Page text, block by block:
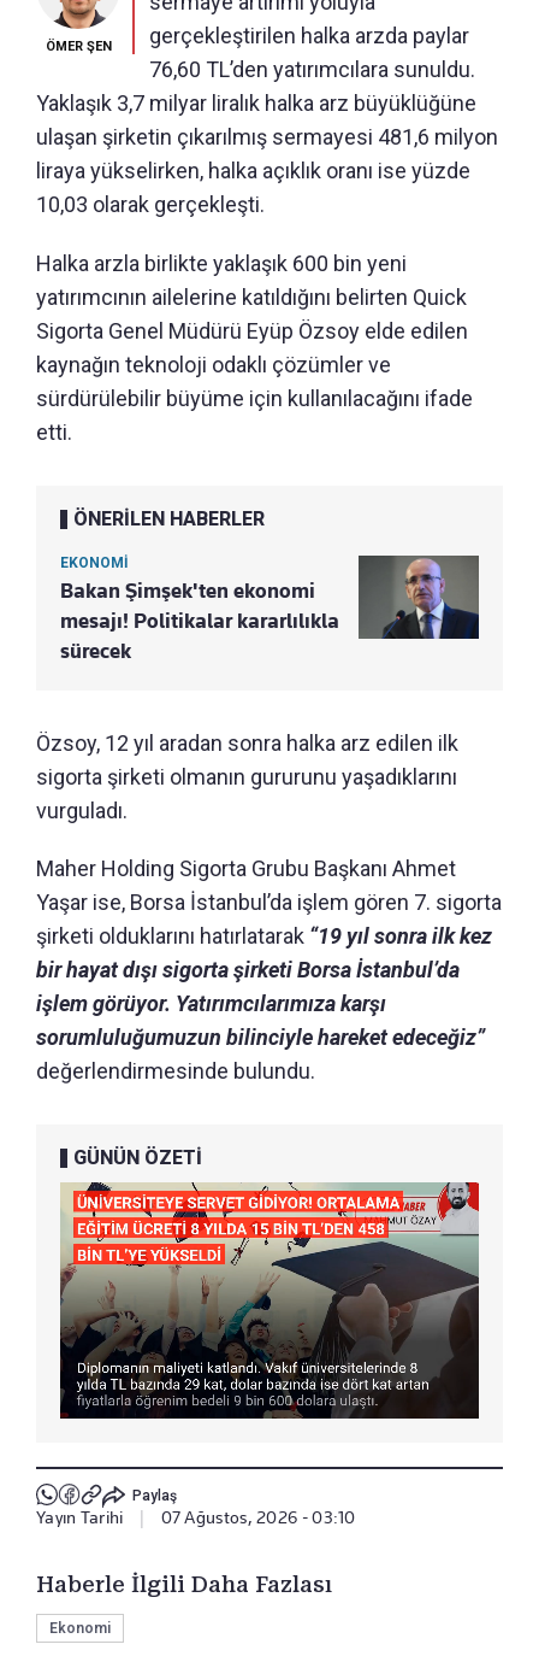
ÖMER ŞEN
gerçekleştirilen halka arzda paylar
76,60 TL’den yatırımcılara sunuldu.
Yaklaşık 3,7 milyar liralık halka arz büyüklüğüne
ulaşan şirketin çıkarılmış sermayesi 481,6 milyon
liraya yükselirken, halka açıklık oranı ise yüzde
10,03 olarak gerçekleşti.
Halka arzla birlikte yaklaşık 600 bin yeni
yatırımcının ailelerine katıldığını belirten Quick
Sigorta Genel Müdürü Eyüp Özsoy elde edilen
kaynağın teknoloji odaklı çözümler ve
sürdürülebilir büyüme için kullanılacağını ifade
etti.
ÖNERİLEN HABERLER
EKONOMİ
Bakan Şimşek'ten ekonomi
mesajı! Politikalar kararlılıkla
sürecek
Özsoy, 12 yıl aradan sonra halka arz edilen ilk
sigorta şirketi olmanın gururunu yaşadıklarını
vurguladı.
Maher Holding Sigorta Grubu Başkanı Ahmet
Yaşar ise, Borsa İstanbul’da işlem gören 7. sigorta
şirketi olduklarını hatırlatarak “19 yıl sonra ilk kez
bir hayat dışı sigorta şirketi Borsa İstanbul’da
işlem görüyor. Yatırımcılarımıza karşı
sorumluluğumuzun bilinciyle hareket edeceğiz”
değerlendirmesinde bulundu.
GÜNÜN ÖZETİ
Paylaş
Yayın Tarihi | 07 Ağustos, 2026 - 03:10
Haberle İlgili Daha Fazlası
Ekonomi